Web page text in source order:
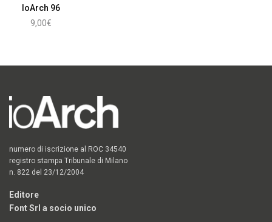
IoArch 96
9,00€
numero di iscrizione al ROC 34540
registro stampa Tribunale di Milano
n. 822 del 23/12/2004
Editore
Font Srl a socio unico